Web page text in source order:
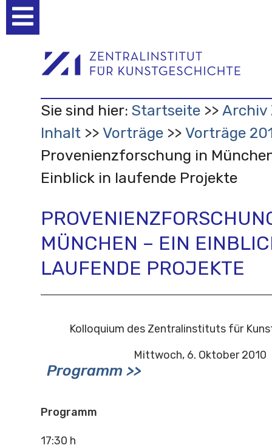
Werkzeuge
Sie sind hier: Startseite
Archiv
Inhalt
Vorträge
Vorträge
Provenienzforschung in
Einblick in laufende Projekte
MÜNCHEN – EIN
LAUFENDE PROJEKTE
Kolloquium des Zentralinstituts für
Mittwoch, 6. Oktober 2010
Programm >>
Programm
17:30 h